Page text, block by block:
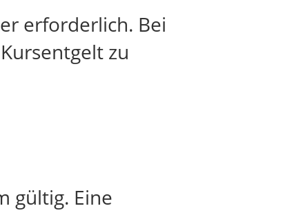
erforderlich. Bei
zu
gültig. Eine